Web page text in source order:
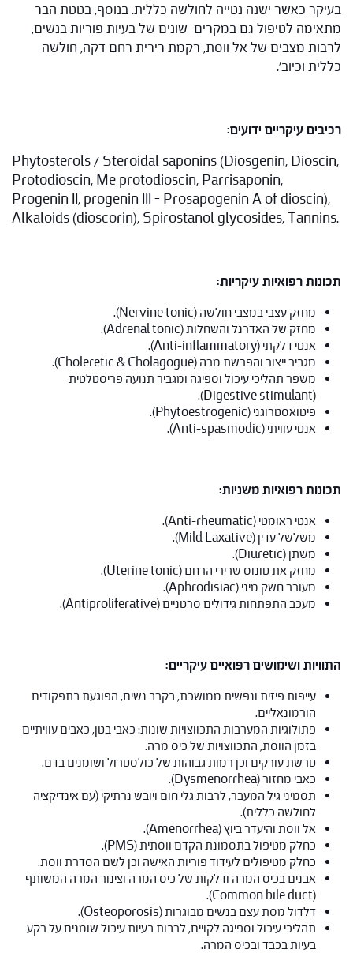
בעיקר כאשר ישנה נטייה לחולשה כללית. בנוסף, בטטת הבר
מתאימה לטיפול גם במקרים שונים של בעיות פוריות בנשים,
לרבות מצבים של אל ווסת, רקמת רירית רחם דקה, חולשה
כללית וכיוב'.
רכיבים עיקריים ידועים:
Phytosterols / Steroidal saponins (Diosgenin, Dioscin,
Protodioscin, Me protodioscin, Parrisaponin,
Progenin II, progenin III = Prosapogenin A of dioscin),
Alkaloids (dioscorin), Spirostanol glycosides, Tannins.
תכונות רפואיות עיקריות:
מחזק עצבי במצבי חולשה (Nervine tonic).
מחזק של האדרנל והשחלות (Adrenal tonic).
אנטי דלקתי (Anti-inflammatory).
מגביר ייצור והפרשת מרה (Choleretic & Cholagogue).
משפר תהליכי עיכול וספיגה ומגביר תנועה פריסטלטית
(Digestive stimulant).
פיטואסטרוגני (Phytoestrogenic).
אנטי עוויתי (Anti-spasmodic).
תכונות רפואיות משניות:
אנטי ראומטי (Anti-rheumatic).
משלשל עדין (Mild Laxative).
משתן (Diuretic).
מחזק את טונוס שרירי הרחם (Uterine tonic).
מעורר חשק מיני (Aphrodisiac).
מעכב התפתחות גידולים סרטניים (Antiproliferative).
התוויות ושימושים רפואיים עיקריים:
עייפות פיזית ונפשית ממושכת, בקרב נשים, הפוגעת בתפקודים
הורמונאליים.
פתולוגיות המערבות התכווצויות שונות: כאבי בטן, כאבים עוויתיים
בזמן הווסת, התכווצויות של כיס מרה.
טרשת עורקים וכן רמות גבוהות של כולסטרול ושומנים בדם.
כאבי מחזור (Dysmenorrhea).
תסמיני גיל המעבר, לרבות גלי חום ויובש נרתיקי (עם אינדיקציה
לחולשה כללית).
אל ווסת והיעדר ביוץ (Amenorrhea).
כחלק מטיפול בתסמונת הקדם ווסתית (PMS).
כחלק מטיפולים לעידוד פוריות האישה וכן לשם הסדרת ווסת.
אבנים בכיס המרה ודלקות של כיס המרה וצינור המרה המשותף
(Common bile duct).
דלדול מסת עצם בנשים מבוגרות (Osteoporosis).
תהליכי עיכול וספיגה לקויים, לרבות בעיות עיכול שומנים על רקע
בעיות בכבד ובכיס המרה.